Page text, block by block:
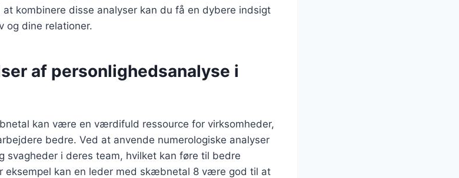
kombinere disse analyser kan du få en dybere indsigt
og dine relationer.
af personlighedsanalyse i
kan være en værdifuld ressource for virksomheder,
bedre. Ved at anvende numerologiske analyser
svagheder i deres team, hvilket kan føre til bedre
eksempel kan en leder med skæbnetal 8 være god til at